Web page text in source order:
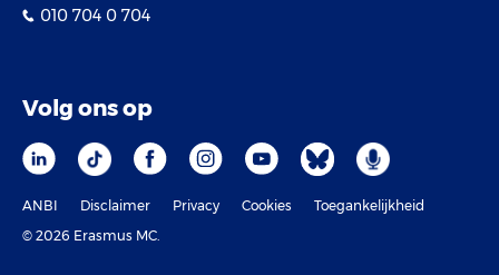
010 704 0 704
Volg ons op
ANBI Disclaimer Privacy Cookies
Toegankelijkheid
© 2026 Erasmus MC.